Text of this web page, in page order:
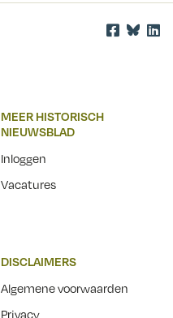
MEER HISTORISCH
NIEUWSBLAD
Inloggen
Vacatures
DISCLAIMERS
Algemene voorwaarden
Privacy